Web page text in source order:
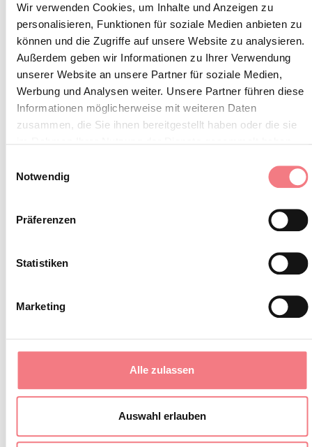
Wir verwenden Cookies, um Inhalte und Anzeigen zu
personalisieren, Funktionen für soziale Medien anbieten zu
können und die Zugriffe auf unsere Website zu analysieren.
Außerdem geben wir Informationen zu Ihrer Verwendung
unserer Website an unsere Partner für soziale Medien,
Werbung und Analysen weiter. Unsere Partner führen diese
Informationen möglicherweise mit weiteren Daten
zusammen, die Sie ihnen bereitgestellt haben oder die sie
Notwendig
Präferenzen
Statistiken
Marketing
Alle zulassen
Auswahl erlauben
folkloristischen Gruppen aus dem Agordino und durch
die musikalische Unterhaltung mit traditionellen
Tänzen.
Eine Veranstaltung, die von der Bevölkerung des Biois-
Tals sehr geschätzt wird, die während des
Wochenendes des Events das Dorf festlich schmückt;
Menü geben.
erwünscht, dass alle Besucher traditionelle Kleidung